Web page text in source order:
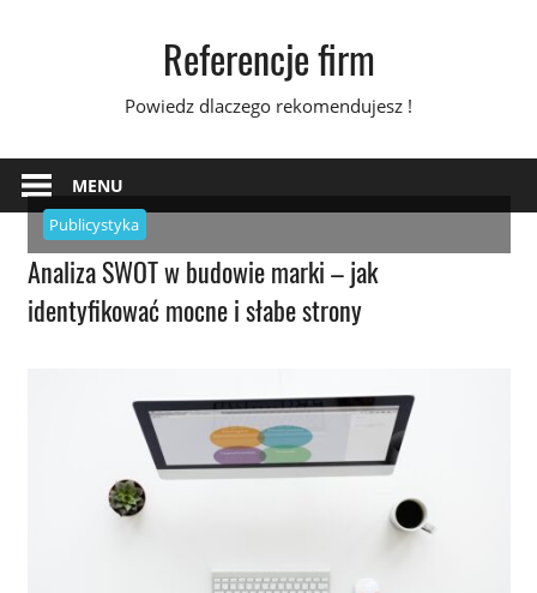
Referencje firm
Powiedz dlaczego rekomendujesz !
MENU
Publicystyka
Analiza SWOT w budowie marki – jak
identyfikować mocne i słabe strony